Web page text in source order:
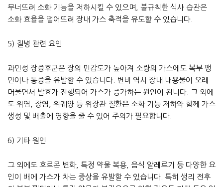
무너뜨려 소화 기능을 저하시킬 수 있으며, 불규칙한 식사 습관은
소화 효율을 떨어뜨려 장내 가스 축적을 유도할 수 있습니다.
5) 질병 관련 요인
과민성 장증후군은 장의 민감도가 높아져 소량의 가스에도 복부 팽
만이나 통증을 유발할 수 있습니다. 변비 역시 장내 내용물이 오래
머물면서 발효가 진행되어 가스가 증가하는 원인이 됩니다. 그 외에
도 위염, 장염, 위궤양 등 위장관 질환은 소화 기능 저하와 함께 가스
생성 및 배출에 영향을 줄 수 있어 주의가 필요합니다.
6) 기타 원인
그 외에도 호르몬 변화, 특정 약물 복용, 음식 알레르기 등 다양한 요
인이 배에 가스가 차는 증상을 유발할 수 있습니다. 특히 생리 전후